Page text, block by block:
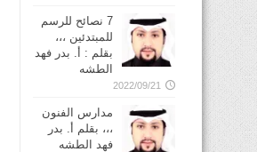
7 نصائح للرسم
للمبتدئين ،،،
بقلم : أ. بدر فهد
الطشه
2022/09/21
مدارس الفنون
،،، بقلم أ. بدر
فهد الطشه